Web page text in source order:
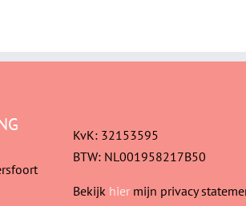
KvK: 32153595
BTW: NL001958217B50
Bekijk hier mijn privacy